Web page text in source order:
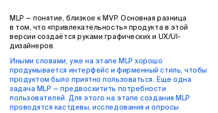
MLP — понятие, близкое к MVP. Основная разница
в том, что «привлекательность» продукта в этой
версии создаётся руками графических и UX/UI-
дизайнеров.
Иными словами, уже на этапе MLP хорошо
продумывается интерфейс и фирменный стиль, чтобы
продуктом было приятно пользоваться. Еще одна
задача MLP — предвосхитить потребности
пользователей. Для этого на этапе создания MLP
проводятся кастдевы, исследования и опросы